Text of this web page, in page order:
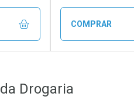
COMPRAR
Laboratório
Por Menos
Drogaria